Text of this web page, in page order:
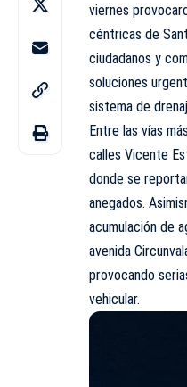
viernes
céntricas de
ciudadanos y
soluciones
sistema de
Entre las vías
calles Vicente
donde se
anegados.
acumulación de
avenida
provocando
vehicular.